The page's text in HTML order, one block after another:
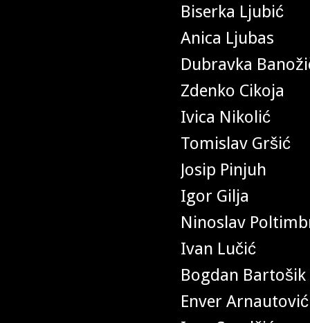
Biserka Ljubić
Anica Ljubas
Dubravka
Zdenko Cikoja
Ivica Nikolić
Tomislav Gršić
Josip Pinjuh
Igor Gilja
Ninoslav
Ivan Lučić
Bogdan Bartošik
Enver Arnautović